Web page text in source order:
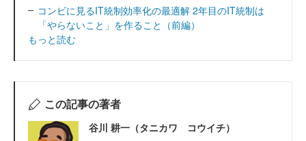
コンビに見るIT統制効率化の最適解 2年目のIT統制は
「やらないこと」を作ること（前編）
もっと読む
この記事の著者
谷川 耕一（タニカワ コウイチ）